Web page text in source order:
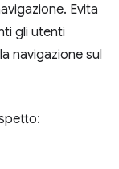
Evita
gli utenti
navigazione sul